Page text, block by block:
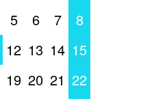
5 6 7
8
12 13 14 15
19 20 21 22